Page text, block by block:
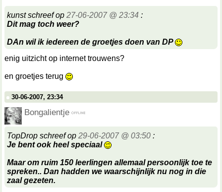
kunst schreef op 27-06-2007 @ 23:34 :
Dit mag toch weer?
DAn wil ik iedereen de groetjes doen van DP
enig uitzicht op internet trouwens?
en groetjes terug
30-06-2007, 23:34
Bongalientje
TopDrop schreef op 29-06-2007 @ 03:50 :
Je bent ook heel speciaal
Maar om ruim 150 leerlingen allemaal persoonlijk toe te
spreken.. Dan hadden we waarschijnlijk nu nog in die
zaal gezeten.